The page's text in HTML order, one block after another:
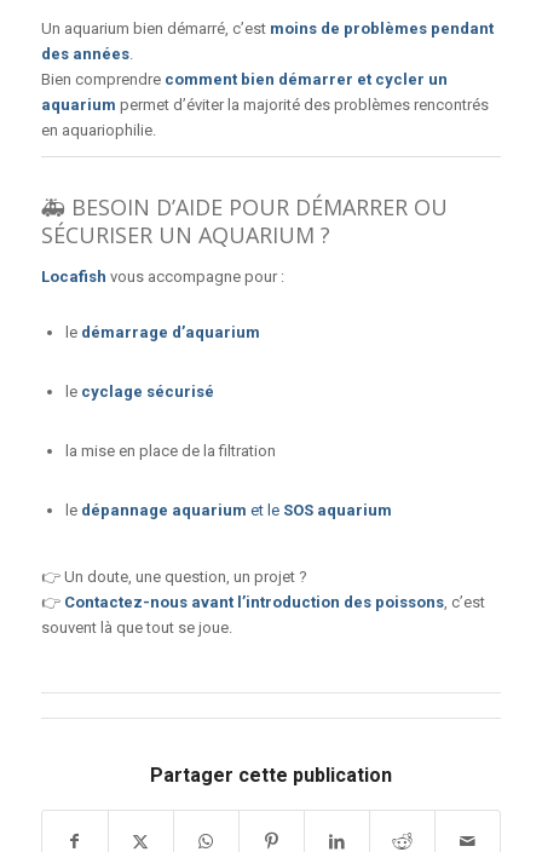
Un aquarium bien démarré, c’est moins de problèmes pendant
des années.
Bien comprendre comment bien démarrer et cycler un
aquarium permet d’éviter la majorité des problèmes rencontrés
en aquariophilie.
🚑 BESOIN D’AIDE POUR DÉMARRER OU
SÉCURISER UN AQUARIUM ?
Locafish vous accompagne pour :
le démarrage d’aquarium
le cyclage sécurisé
la mise en place de la filtration
le dépannage aquarium et le SOS aquarium
👉 Un doute, une question, un projet ?
👉 Contactez-nousavant l’introduction des poissons, c’est
souvent là que tout se joue.
Partager cette publication